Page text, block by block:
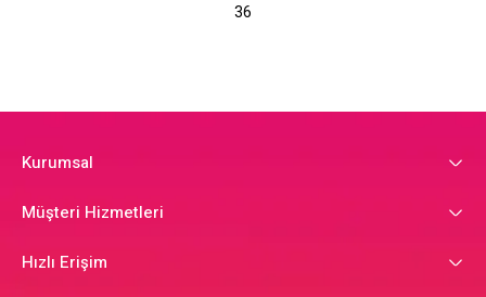
36
Kurumsal
Müşteri Hizmetleri
Hızlı Erişim